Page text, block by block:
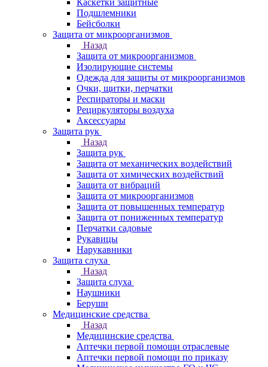
Каскетки защитные
Подшлемники
Бейсболки
Защита от микроорганизмов
Назад
Защита от микроорганизмов
Изолирующие системы
Одежда для защиты от микроорганизмов
Очки, щитки, перчатки
Респираторы и маски
Рециркуляторы воздуха
Аксессуары
Защита рук
Назад
Защита рук
Защита от механических воздействий
Защита от химических воздействий
Защита от вибраций
Защита от микроорганизмов
Защита от повышенных температур
Защита от пониженных температур
Перчатки садовые
Рукавицы
Нарукавники
Защита слуха
Назад
Защита слуха
Наушники
Беруши
Медицинские средства
Назад
Медицинские средства
Аптечки первой помощи отраслевые
Аптечки первой помощи по приказу